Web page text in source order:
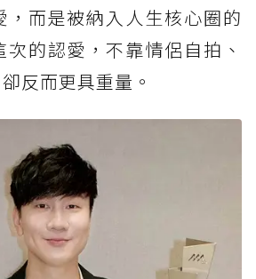
而是被納入人生核心圈的
的認愛，不靠情侶自拍、
反而更具重量。